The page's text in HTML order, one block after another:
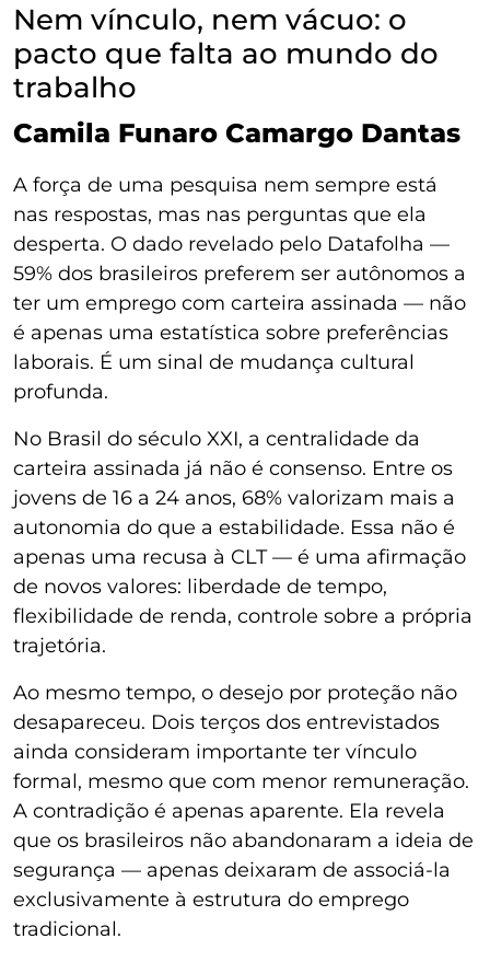
Nem vínculo, nem vácuo: o
pacto que falta ao mundo do
trabalho
Camila Funaro Camargo Dantas
A força de uma pesquisa nem sempre está
nas respostas, mas nas perguntas que ela
desperta. O dado revelado pelo Datafolha —
59% dos brasileiros preferem ser autônomos a
ter um emprego com carteira assinada — não
é apenas uma estatística sobre preferências
laborais. É um sinal de mudança cultural
profunda.
No Brasil do século XXI, a centralidade da
carteira assinada já não é consenso. Entre os
jovens de 16 a 24 anos, 68% valorizam mais a
autonomia do que a estabilidade. Essa não é
apenas uma recusa à CLT — é uma afirmação
de novos valores: liberdade de tempo,
flexibilidade de renda, controle sobre a própria
trajetória.
Ao mesmo tempo, o desejo por proteção não
desapareceu. Dois terços dos entrevistados
ainda consideram importante ter vínculo
formal, mesmo que com menor remuneração.
A contradição é apenas aparente. Ela revela
que os brasileiros não abandonaram a ideia de
segurança — apenas deixaram de associá-la
exclusivamente à estrutura do emprego
tradicional.